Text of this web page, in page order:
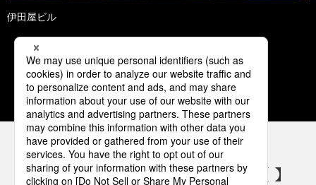
伊田屋ビル
2 3 4 5 6
パナソニックの電気設備 SNSアカウント